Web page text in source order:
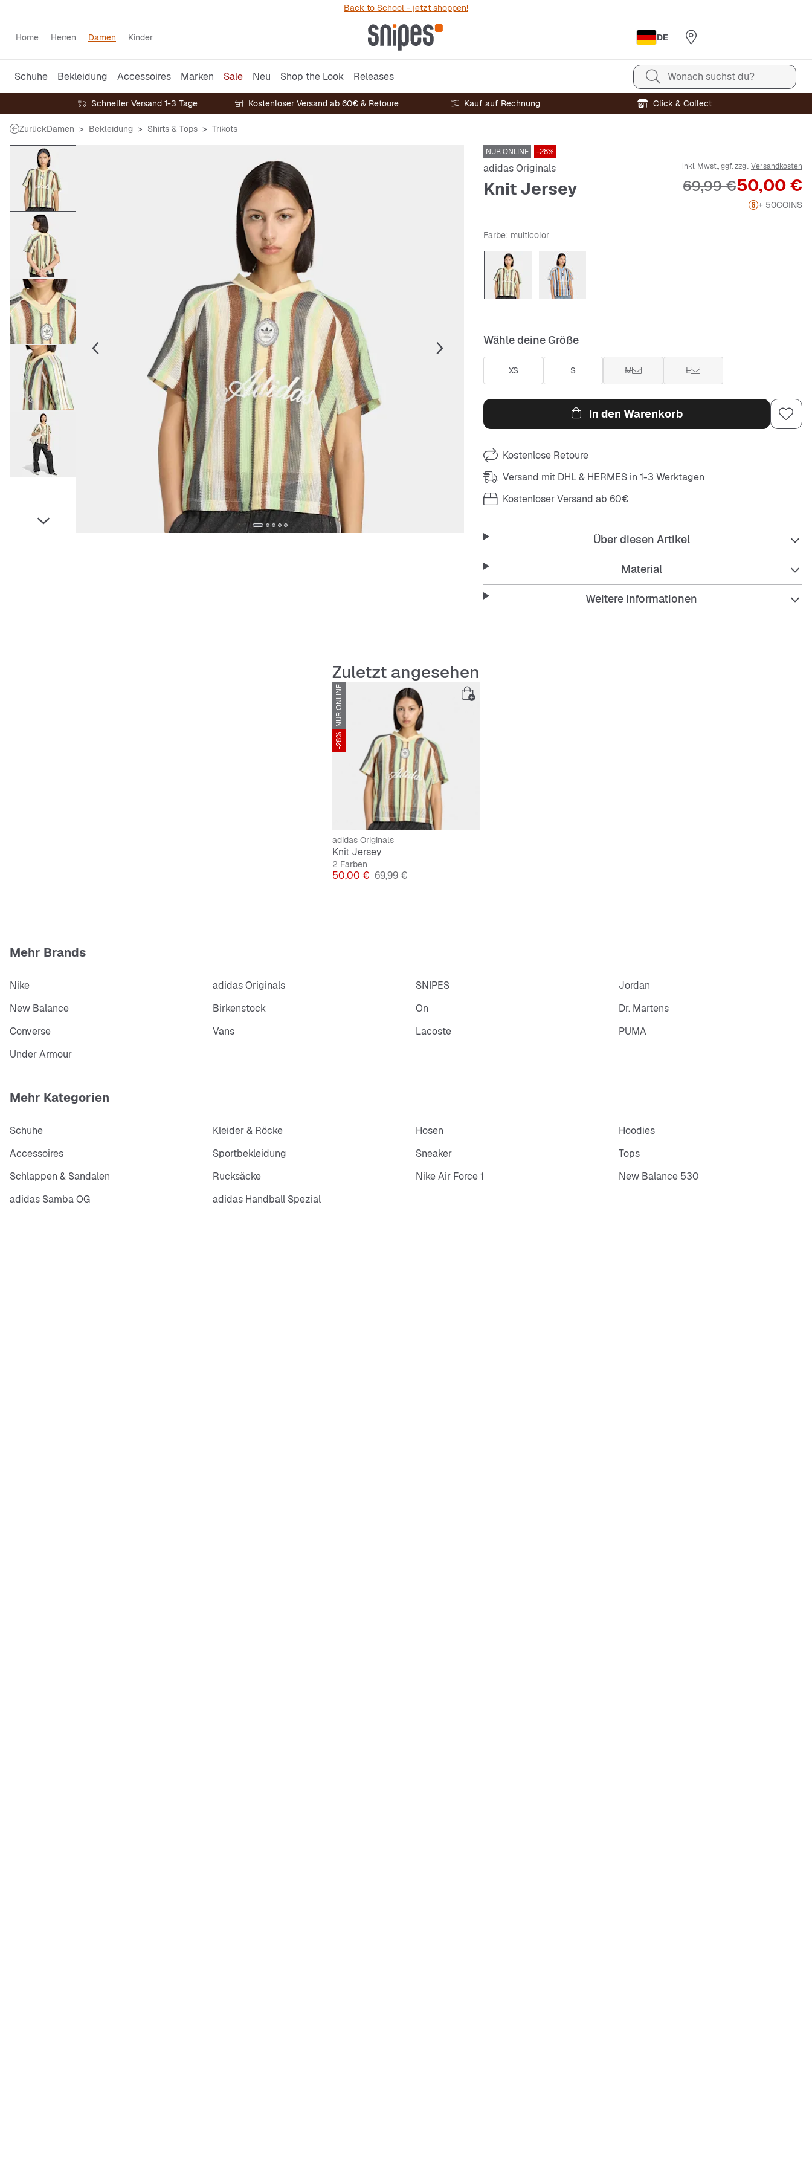
Back to School - jetzt shoppen!
Home Herren Damen Kinder DE
Schuhe Bekleidung Accessoires Marken Sale Neu Shop the Look Releases Wonach suchst du?
Schneller Versand 1-3 Tage Kostenloser Versand ab 60€ & Retoure Kauf auf Rechnung Click & Collect
ZurückDamen Bekleidung Shirts & Tops Trikots
NUR ONLINE -28%
adidas Originals
Knit Jersey
inkl. Mwst., ggf. zzgl.Versandkosten
Preis
50,00 €
Originalpreis
69,99 €
+ 50COINS
Farbe: multicolor
Wähle deine Größe
XS S M L
In den Warenkorb
Kostenlose Retoure
Versand mit DHL & HERMES in 1-3 Werktagen
Kostenloser Versand ab 60€
Über diesen Artikel
Material
Weitere Informationen
Zuletzt angesehen
NUR ONLINE
-28%
adidas Originals
Knit Jersey
2 Farben
Preis
50,00 € Originalpreis
69,99 €
Mehr Brands
Nike adidas Originals SNIPES
Jordan
New Balance
Birkenstock On
Dr. Martens
Converse
Vans Lacoste
PUMA
Under Armour
Mehr Kategorien
Schuhe Kleider & Röcke Hosen
Hoodies
Accessoires
Sportbekleidung Sneaker
Tops
Schlappen & Sandalen
Rucksäcke Nike Air Force 1
New Balance 530
adidas Samba OG
adidas Handball Spezial